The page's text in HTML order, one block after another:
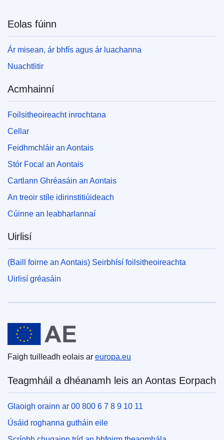
Eolas fúinn
Ár misean, ár bhfís agus ár luachanna
Nuachtlitir
Acmhainní
Foilsitheoireacht inrochtana
Cellar
Feidhmchláir an Aontais
Stór Focal an Aontais
Cartlann Ghréasáin an Aontais
An treoir stíle idirinstitiúideach
Cúinne an leabharlannaí
Uirlisí
(Baill foirne an Aontais) Seirbhísí foilsitheoireachta
Uirlisí gréasáin
An tAontas Eorpach
Faigh tuilleadh eolais ar europa.eu
Teagmháil a dhéanamh leis an Aontas Eorpach
Glaoigh orainn ar 00 800 6 7 8 9 10 11
Úsáid roghanna gutháin eile